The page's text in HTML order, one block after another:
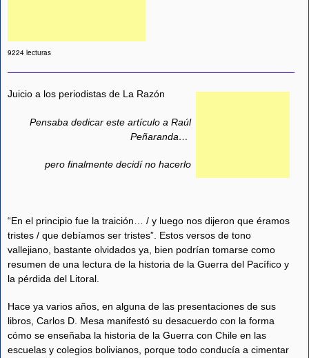
9224 lecturas
Juicio a los periodistas de La Razón
Pensaba dedicar este artículo a Raúl
Peñaranda…
pero finalmente decidí no hacerlo
“En el principio fue la traición… / y luego nos dijeron que éramos
tristes / que debíamos ser tristes”. Estos versos de tono
vallejiano, bastante olvidados ya, bien podrían tomarse como
resumen de una lectura de la historia de la Guerra del Pacífico y
la pérdida del Litoral.
Hace ya varios años, en alguna de las presentaciones de sus
libros, Carlos D. Mesa manifestó su desacuerdo con la forma
cómo se enseñaba la historia de la Guerra con Chile en las
escuelas y colegios bolivianos, porque todo conducía a cimentar